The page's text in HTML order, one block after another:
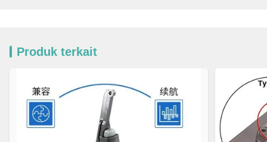
Produk terkait